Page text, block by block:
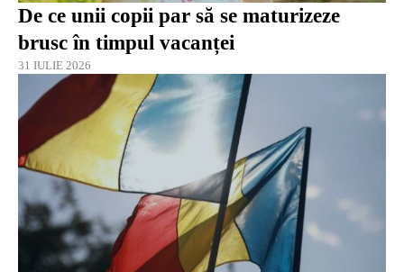
De ce unii copii par să se maturizeze
brusc în timpul vacanței
31 IULIE 2026